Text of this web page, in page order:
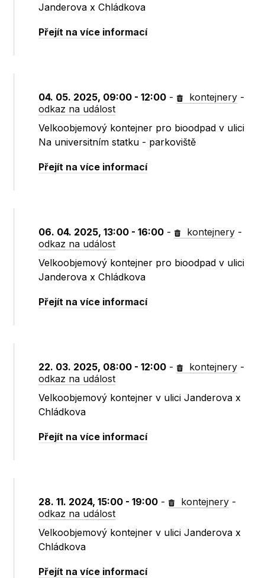
Janderova x Chládkova
Přejít na více informací
04. 05. 2025, 09:00 - 12:00 - kontejnery -
odkaz na událost
Velkoobjemový kontejner pro bioodpad v ulici
Na universitním statku - parkoviště
Přejít na více informací
06. 04. 2025, 13:00 - 16:00 - kontejnery -
odkaz na událost
Velkoobjemový kontejner pro bioodpad v ulici
Janderova x Chládkova
Přejít na více informací
22. 03. 2025, 08:00 - 12:00 - kontejnery -
odkaz na událost
Velkoobjemový kontejner v ulici Janderova x
Chládkova
Přejít na více informací
28. 11. 2024, 15:00 - 19:00 - kontejnery -
odkaz na událost
Velkoobjemový kontejner v ulici Janderova x
Chládkova
Přejít na více informací